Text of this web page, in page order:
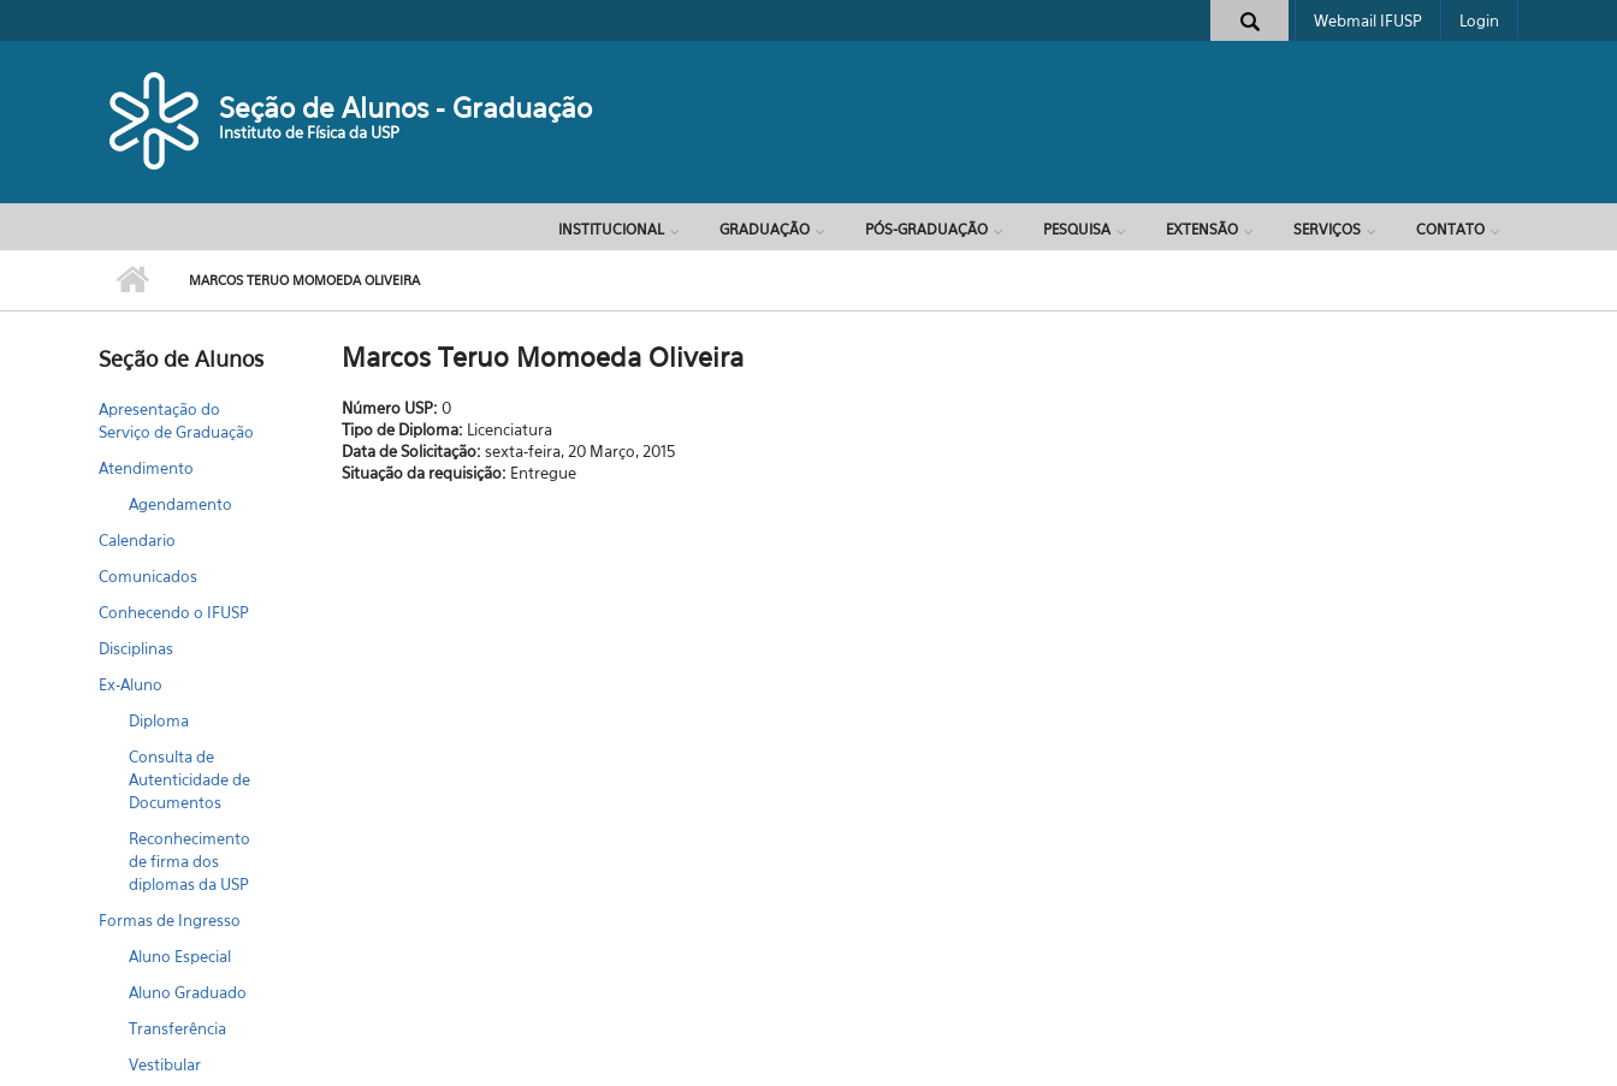
Formulário de busca
Webmail IFUSP Login
Seção de Alunos - Graduação
Instituto de Física da USP
INSTITUCIONAL GRADUAÇÃO PÓS-GRADUAÇÃO PESQUISA EXTENSÃO SERVIÇOS CONTATO
MARCOS TERUO MOMOEDA OLIVEIRA
Seção de Alunos
Apresentação do
Serviço de Graduação
Atendimento
Agendamento
Calendario
Comunicados
Conhecendo o IFUSP
Disciplinas
Ex-Aluno
Diploma
Consulta de
Autenticidade de
Documentos
Reconhecimento
de firma dos
diplomas da USP
Formas de Ingresso
Aluno Especial
Aluno Graduado
Transferência
Vestibular
Marcos Teruo Momoeda Oliveira
Número USP: 0
Tipo de Diploma: Licenciatura
Data de Solicitação: sexta-feira, 20 Março, 2015
Situação da requisição: Entregue